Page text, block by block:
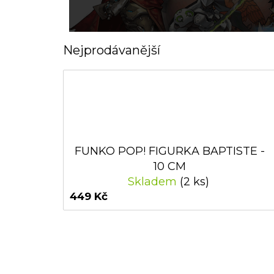
Nejprodávanější
FUNKO POP! FIGURKA BAPTISTE -
10 CM
Skladem (2 ks)
449 Kč